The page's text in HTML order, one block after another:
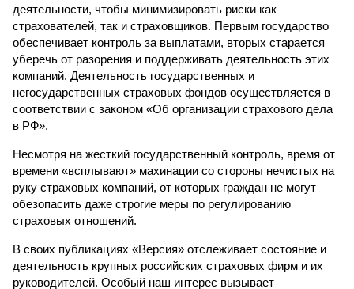
деятельности, чтобы минимизировать риски как
страхователей, так и страховщиков. Первым государство
обеспечивает контроль за выплатами, вторых старается
уберечь от разорения и поддерживать деятельность этих
компаний. Деятельность государственных и
негосударственных страховых фондов осуществляется в
соответствии с законом «Об организации страхового дела
в РФ».
Несмотря на жесткий государственный контроль, время от
времени «всплывают» махинации со стороны нечистых на
руку страховых компаний, от которых граждан не могут
обезопасить даже строгие меры по регулированию
страховых отношений.
В своих публикациях «Версия» отслеживает состояние и
деятельность крупных российских страховых фирм и их
руководителей. Особый наш интерес вызывает